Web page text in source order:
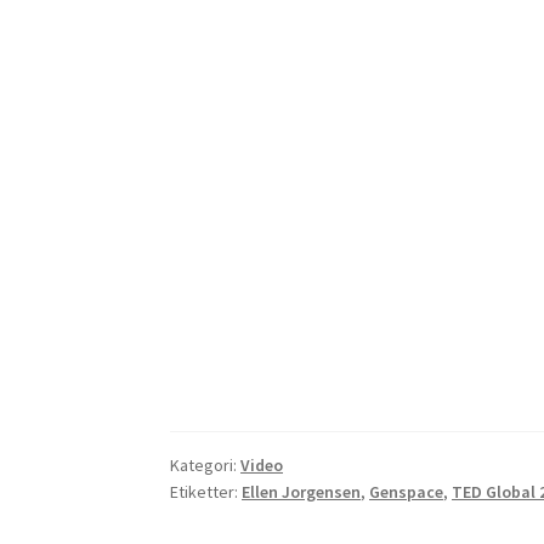
Kategori:Video
Etiketter: Ellen Jorgensen, Genspace, TED Global